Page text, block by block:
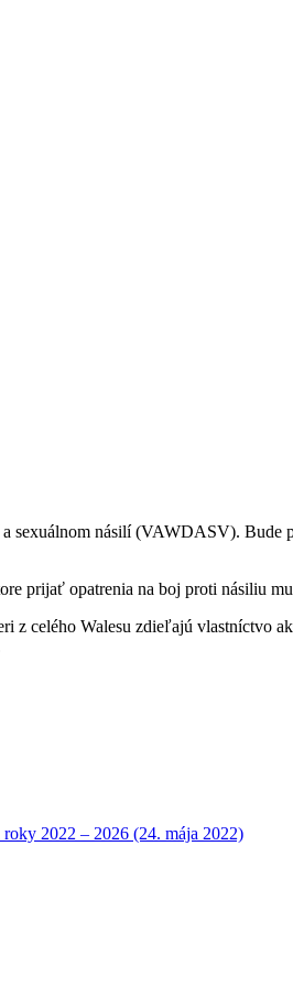
sexuálnom násilí (VAWDASV).
prijať opatrenia na boj proti násiliu
celého Walesu zdieľajú vlastníctvo
roky 2022 – 2026 (24. mája 2022)